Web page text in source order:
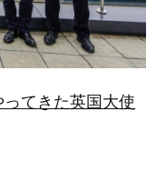
てきた英国大使